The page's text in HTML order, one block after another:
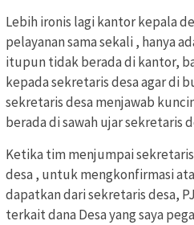
Lebih ironis lagi kantor kepala
pelayanan sama sekali , hanya
itupun tidak berada di kantor,
kepada sekretaris desa agar di
sekretaris desa menjawab
berada di sawah ujar sekretaris
Ketika tim menjumpai
desa , untuk mengkonfirmasi
dapatkan dari sekretaris desa,
terkait dana Desa yang saya